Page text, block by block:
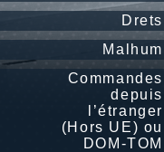
Drets
Malhum
Commandes
depuis
l’étranger
(Hors UE) ou
DOM-TOM